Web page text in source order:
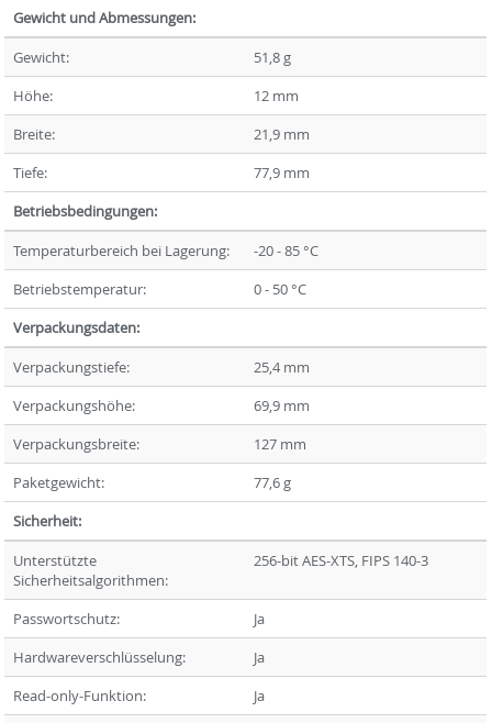
Gewicht und Abmessungen:
Gewicht:
51,8 g
Höhe:
12 mm
Breite:
21,9 mm
Tiefe:
77,9 mm
Betriebsbedingungen:
Temperaturbereich bei Lagerung:
-20 - 85 °C
Betriebstemperatur:
0 - 50 °C
Verpackungsdaten:
Verpackungstiefe:
25,4 mm
Verpackungshöhe:
69,9 mm
Verpackungsbreite:
127 mm
Paketgewicht:
77,6 g
Sicherheit:
Unterstützte
Sicherheitsalgorithmen:
256-bit AES-XTS, FIPS 140-3
Passwortschutz:
Ja
Hardwareverschlüsselung:
Ja
Read-only-Funktion:
Ja